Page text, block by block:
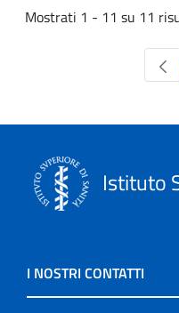
Mostrati 1 - 11 su 11
Istituto
I NOSTRI CONTATTI